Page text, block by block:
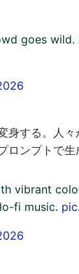
goes wild.
身する。人
ンプトで生
vibrant
fi music.